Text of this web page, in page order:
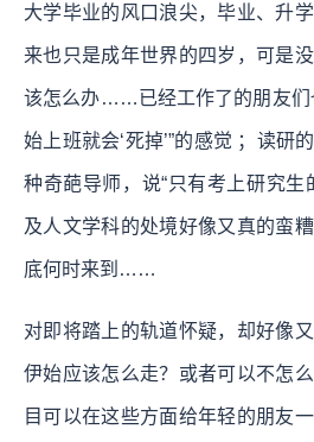
大学毕业的风口浪尖，毕业、升
来也只是成年世界的四岁，可是
该怎么办……已经工作了的朋友们
始上班就会‘死掉’”的感觉 ；读研
种奇葩导师，说“只有考上研究生
及人文学科的处境好像又真的蛮
底何时来到……
对即将踏上的轨道怀疑，却好像
伊始应该怎么走？或者可以不怎
目可以在这些方面给年轻的朋友